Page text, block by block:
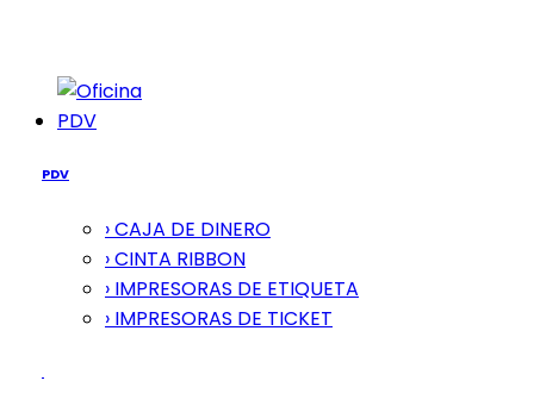
PDV
PDV
› CAJA DE DINERO
› CINTA RIBBON
› IMPRESORAS DE ETIQUETA
› IMPRESORAS DE TICKET